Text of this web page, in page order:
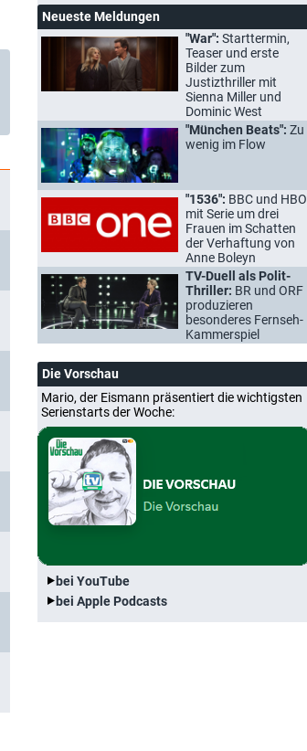
Neueste Meldungen
"War": Starttermin,
Teaser und erste
Bilder zum
Justizthriller mit
Sienna Miller und
Dominic West
"München Beats": Zu
wenig im Flow
"1536": BBC und HBO
mit Serie um drei
Frauen im Schatten
der Verhaftung von
Anne Boleyn
TV-Duell als Polit-
Thriller: BR und ORF
produzieren
besonderes Fernseh-
Kammerspiel
Die Vorschau
Mario, der Eismann präsentiert die wichtigsten
Serienstarts der Woche:
bei YouTube
bei Apple Podcasts